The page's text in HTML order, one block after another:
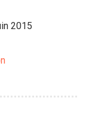
2015